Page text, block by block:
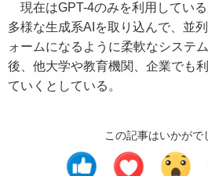
現在はGPT-4のみを利用してい
多様な生成系AIを取り込んで、並
ォームになるように柔軟なシステ
後、他大学や教育機関、企業でも
ていくとしている。
この記事はいかがで